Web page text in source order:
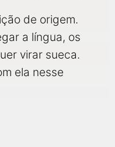
de origem.
a língua, os
virar sueca.
ela nesse